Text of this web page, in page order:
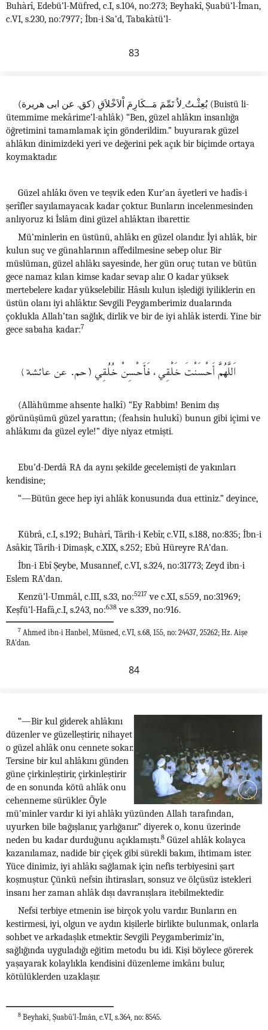
Buhàrî, Edebü’l-Müfred, c.I, s.104, no:273; Beyhakî, Şuabü’l-İman,
c.VI, s.230, no:7977; İbn-i Sa’d, Tabakàtü’l-
83
بُعِثْـتُ ِلاُ تَمِّمَ مَــكَارِمَ اْلاَخْلاَقِ (كق. عن ابى هريرة) (Buistü li-
ütemmime mekârime’l-ahlâk) “Ben, güzel ahlâkın insanlığa
öğretimini tamamlamak için gönderildim.” buyurarak güzel
ahlâkın dinimizdeki yeri ve değerini pek açık bir biçimde ortaya
koymaktadır.
Güzel ahlâkı öven ve teşvik eden Kur’an âyetleri ve hadîs-i
şerîfler sayılamayacak kadar çoktur. Bunların incelenmesinden
anlıyoruz ki İslâm dini güzel ahlâktan ibarettir.
Mü’minlerin en üstünü, ahlâkı en güzel olandır. İyi ahlâk, bir
kulun suç ve günahlarının affedilmesine sebep olur. Bir
müslüman, güzel ahlâkı sayesinde, her gün oruç tutan ve bütün
gece namaz kılan kimse kadar sevap alır. O kadar yüksek
mertebelere kadar yükselebilir. Hâsılı kulun işlediği iyiliklerin en
üstün olanı iyi ahlâktır. Sevgili Peygamberimiz dualarında
çoklukla Allah’tan sağlık, dirlik ve bir de iyi ahlâk isterdi. Yine bir
gece sabaha kadar:7
اَللَّهُمَّ أَحْسَنْتَ خَلْقِي، فَأَحْسِنْ خُلُقِي (حم. عن عائشة)
(Allàhümme ahsente halkî) “Ey Rabbim! Benim dış
görünüşümü güzel yarattın; (feahsin hulukî) bunun gibi içimi ve
ahlâkımı da güzel eyle!” diye niyaz etmişti.
Ebu’d-Derdâ RA da aynı şekilde gecelemişti de yakınları
kendisine;
“—Bütün gece hep iyi ahlâk konusunda dua ettiniz.” deyince,
Kübrâ, c.I, s.192; Buhàrî, Târih-i Kebîr, c.VII, s.188, no:835; İbn-i
Asâkir, Târih-i Dimaşk, c.XIX, s.252; Ebû Hüreyre RA’dan.
İbn-i Ebî Şeybe, Musannef, c.VI, s.324, no:31773; Zeyd ibn-i
Eslem RA’dan.
Kenzü’l-Ummâl, c.III, s.33, no:5217 ve c.XI, s.559, no:31969;
Keşfü’l-Hafâ,c.I, s.243, no:638 ve s.339, no:916.
7 Ahmed ibn-i Hanbel, Müsned, c.VI, s.68, 155, no: 24437, 25262; Hz. Aişe
RA’dan.
84
“—Bir kul giderek ahlâkını
düzenler ve güzelleştirir, nihayet
o güzel ahlâk onu cennete sokar.
Tersine bir kul ahlâkını günden
güne çirkinleştirir, çirkinleştirir
de en sonunda kötü ahlâk onu
cehenneme sürükler. Öyle
mü’minler vardır ki iyi ahlâkı yüzünden Allah tarafından,
uyurken bile bağışlanır, yarlığanır.” diyerek o, konu üzerinde
neden bu kadar durduğunu açıklamıştı.8 Güzel ahlâk kolayca
kazanılamaz, nadide bir çiçek gibi sürekli bakım, ihtimam ister.
Yüce dinimiz, iyi ahlâkı sağlamak için nefis terbiyesini şart
koşmuştur. Çünkü nefsin ihtirasları, sonsuz ve ölçüsüz istekleri
insanı her zaman ahlâk dışı davranışlara itebilmektedir.
Nefsi terbiye etmenin ise birçok yolu vardır. Bunların en
kestirmesi, iyi, olgun ve aydın kişilerle birlikte bulunmak, onlarla
sohbet ve arkadaşlık etmektir. Sevgili Peygamberimiz’in,
sağlığında uyguladığı eğitim metodu bu idi. Kişi böylece görerek
yaşayarak kolaylıkla kendisini düzenleme imkânı bulur,
kötülüklerden uzaklaşır.
8 Beyhakî, Şuabü’l-Îmân, c.VI, s.364, no: 8545.